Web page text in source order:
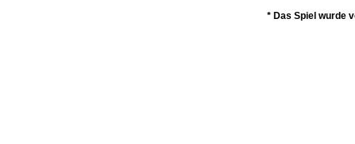
* Das Spiel wurde